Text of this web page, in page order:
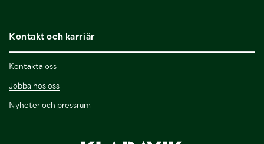
Kontakt och karriär
Kontakta oss
Jobba hos oss
Nyheter och pressrum